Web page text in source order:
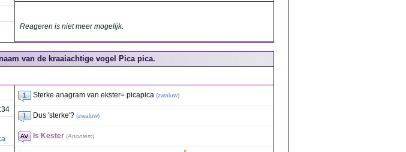
Reageren is niet meer mogelijk.
van de kraaiachtige vogel Pica pica.
Sterke anagram van ekster= picapica (zwaluw)
Dus 'sterke'? (zwaluw)
Is Kester (Anoniem)